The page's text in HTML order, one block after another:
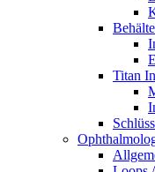
Titan